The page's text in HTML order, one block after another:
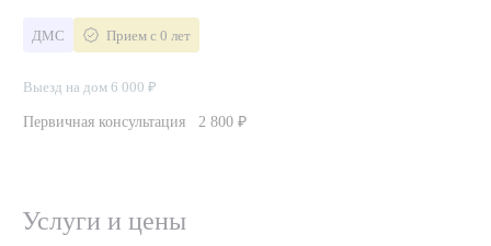
Статьи
Руководство клиники
Вакансии
Политика конфиденциальности
Врачи
Услуги и цены
Направления
Хирургический стационар
Подготовка к диагностике
ДМС Прием с 0 лет
Выезд на дом 6 000 ₽
Первичная консультация 2 800 ₽
Услуги и цены